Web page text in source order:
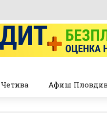
Четива Афиш Пловдив